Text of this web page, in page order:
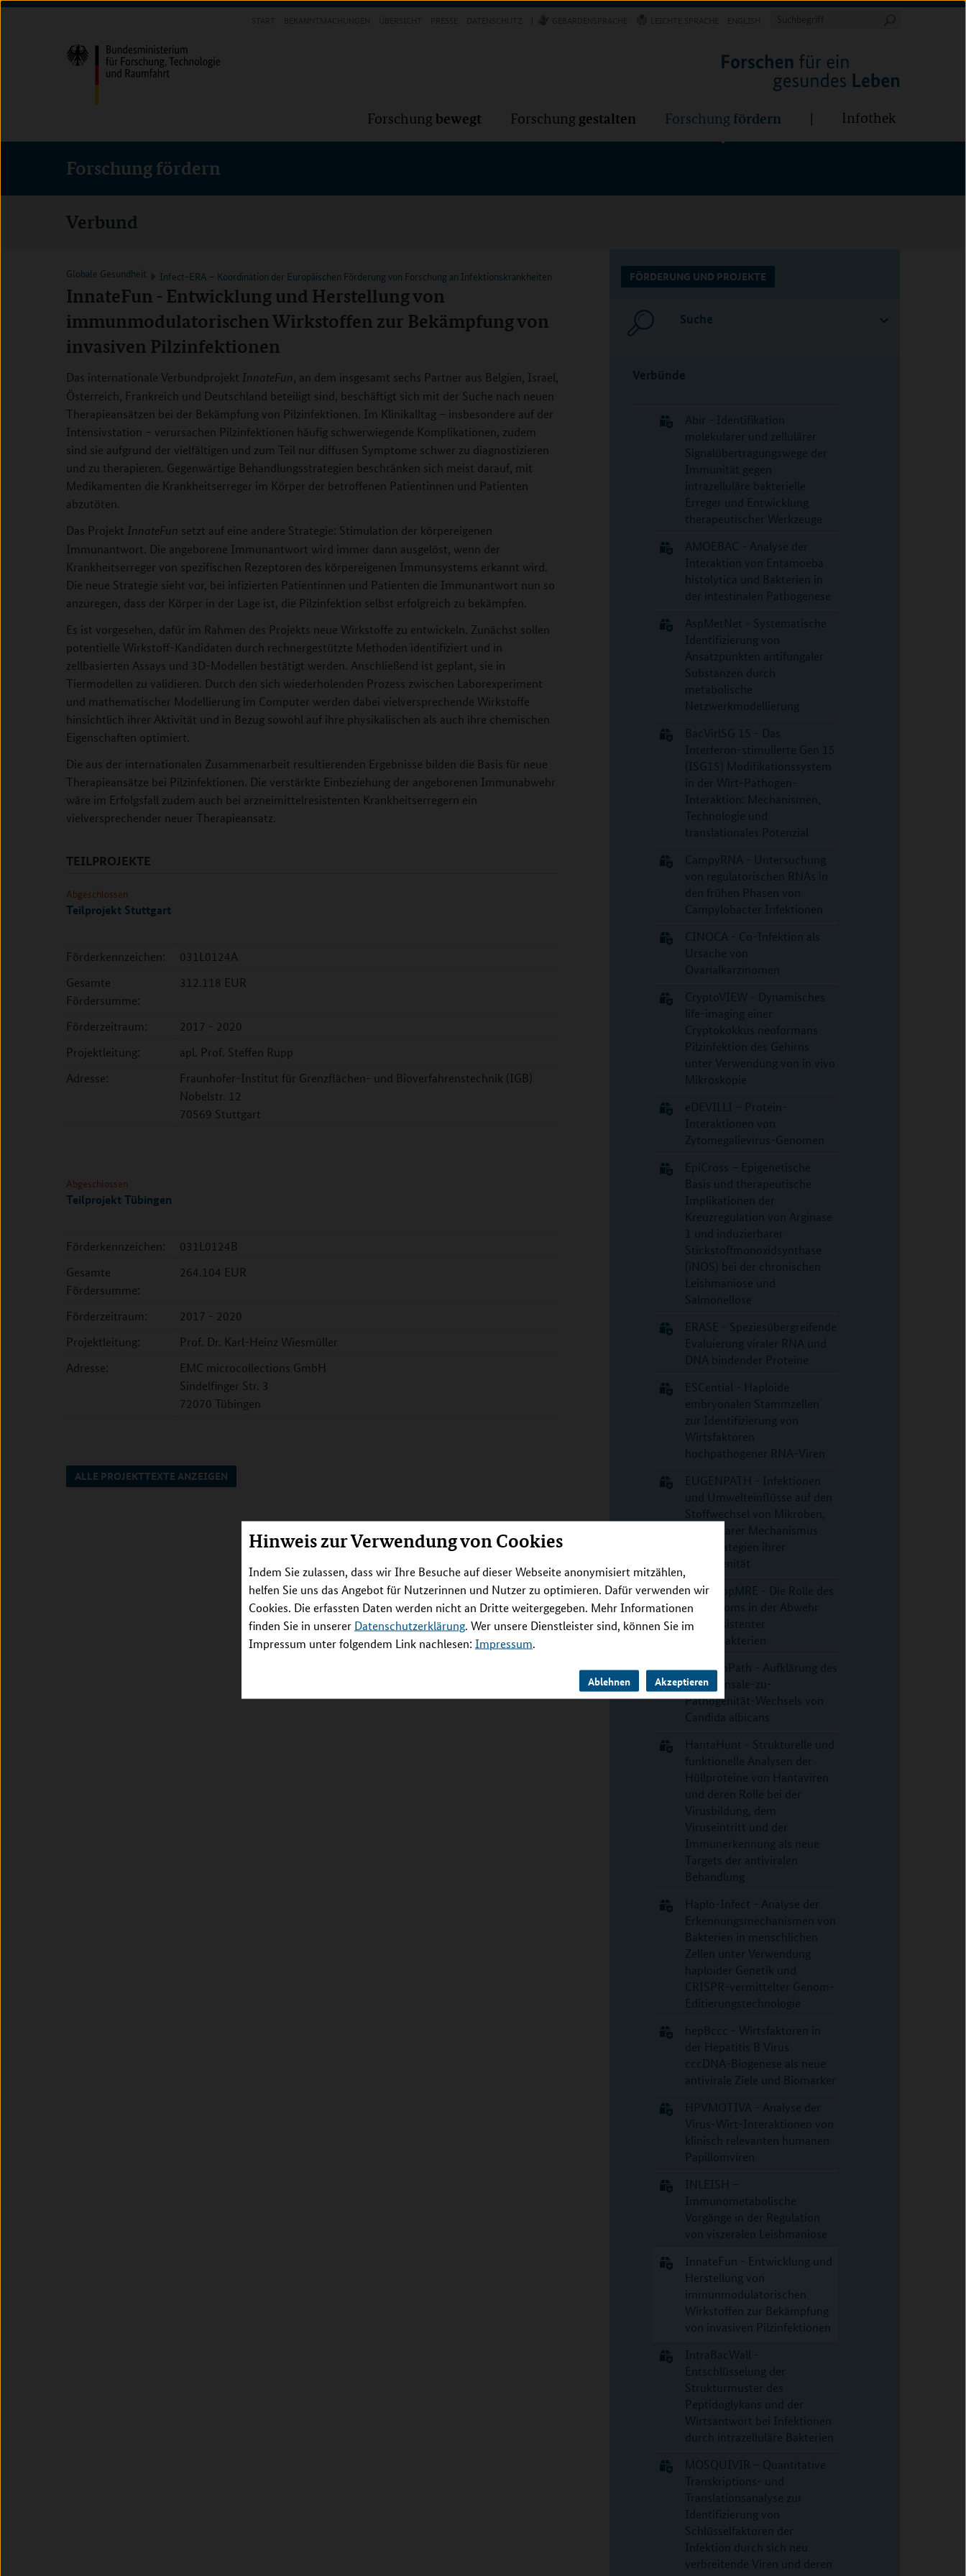
Hinweis zur Verwendung von Cookies
Indem Sie zulassen, dass wir Ihre Besuche auf dieser Webseite anonymisiert mitzählen,
helfen Sie uns das Angebot für Nutzerinnen und Nutzer zu optimieren. Dafür verwenden wir
Cookies. Die erfassten Daten werden nicht an Dritte weitergegeben. Mehr Informationen
finden Sie in unserer Datenschutzerklärung. Wer unsere Dienstleister sind, können Sie im
Impressum unter folgendem Link nachlesen: Impressum.
Ablehnen Akzeptieren
Direkt
(Eingabetaste)
Direkt
(Eingabetaste)
Direkt
(Eingabetaste)
Suchbegriff
Forschung bewegt Forschung gestalten Forschung fördern Infothek
Forschung fördern
Verbund
Globale Gesundheit Infect-ERA – Koordination der Europäischen Förderung von Forschung an Infektionskrankheiten
InnateFun - Entwicklung und Herstellung von
immunmodulatorischen Wirkstoffen zur Bekämpfung von
invasiven Pilzinfektionen
Das internationale Verbundprojekt InnateFun, an dem insgesamt sechs Partner aus Belgien, Israel,
Österreich, Frankreich und Deutschland beteiligt sind, beschäftigt sich mit der Suche nach neuen
Therapieansätzen bei der Bekämpfung von Pilzinfektionen. Im Klinikalltag – insbesondere auf der
Intensivstation – verursachen Pilzinfektionen häufig schwerwiegende Komplikationen, zudem
sind sie aufgrund der vielfältigen und zum Teil nur diffusen Symptome schwer zu diagnostizieren
und zu therapieren. Gegenwärtige Behandlungsstrategien beschränken sich meist darauf, mit
Medikamenten die Krankheitserreger im Körper der betroffenen Patientinnen und Patienten
abzutöten.
Das Projekt InnateFun setzt auf eine andere Strategie: Stimulation der körpereigenen
Immunantwort. Die angeborene Immunantwort wird immer dann ausgelöst, wenn der
Krankheitserreger von spezifischen Rezeptoren des körpereigenen Immunsystems erkannt wird.
Die neue Strategie sieht vor, bei infizierten Patientinnen und Patienten die Immunantwort nun so
anzuregen, dass der Körper in der Lage ist, die Pilzinfektion selbst erfolgreich zu bekämpfen.
Es ist vorgesehen, dafür im Rahmen des Projekts neue Wirkstoffe zu entwickeln. Zunächst sollen
potentielle Wirkstoff-Kandidaten durch rechnergestützte Methoden identifiziert und in
zellbasierten Assays und 3D-Modellen bestätigt werden. Anschließend ist geplant, sie in
Tiermodellen zu validieren. Durch den sich wiederholenden Prozess zwischen Laborexperiment
und mathematischer Modellierung im Computer werden dabei vielversprechende Wirkstoffe
hinsichtlich ihrer Aktivität und in Bezug sowohl auf ihre physikalischen als auch ihre chemischen
Eigenschaften optimiert.
Die aus der internationalen Zusammenarbeit resultierenden Ergebnisse bilden die Basis für neue
Therapieansätze bei Pilzinfektionen. Die verstärkte Einbeziehung der angeborenen Immunabwehr
wäre im Erfolgsfall zudem auch bei arzneimittelresistenten Krankheitserregern ein
vielversprechender neuer Therapieansatz.
TEILPROJEKTE
Abgeschlossen
Teilprojekt Stuttgart
Förderkennzeichen:
031L0124A
Gesamte
Fördersumme:
312.118 EUR
Förderzeitraum:
2017 - 2020
Projektleitung:
apl. Prof. Steffen Rupp
Adresse:
Fraunhofer-Institut für Grenzflächen- und Bioverfahrenstechnik (IGB)
Nobelstr. 12
70569 Stuttgart
Abgeschlossen
Teilprojekt Tübingen
Förderkennzeichen:
031L0124B
Gesamte
Fördersumme:
264.104 EUR
Förderzeitraum:
2017 - 2020
Projektleitung:
Prof. Dr. Karl-Heinz Wiesmüller
Adresse:
EMC microcollections GmbH
Sindelfinger Str. 3
72070 Tübingen
ALLE PROJEKTTEXTE ANZEIGEN
FÖRDERUNG UND PROJEKTE
Suche
Verbünde
Abir - Identifikation
molekularer und zellulärer
Signalübertragungswege der
Immunität gegen
intrazelluläre bakterielle
Erreger und Entwicklung
therapeutischer Werkzeuge
AMOEBAC - Analyse der
Interaktion von Entamoeba
histolytica und Bakterien in
der intestinalen Pathogenese
AspMetNet - Systematische
Identifizierung von
Ansatzpunkten antifungaler
Substanzen durch
metabolische
Netzwerkmodellierung
BacVirlSG 15 - Das
Interferon-stimulierte Gen 15
(ISG15) Modifikationssystem
in der Wirt-Pathogen-
Interaktion: Mechanismen,
Technologie und
translationales Potenzial
CampyRNA - Untersuchung
von regulatorischen RNAs in
den frühen Phasen von
Campylobacter Infektionen
CINOCA - Co-Infektion als
Ursache von
Ovarialkarzinomen
CryptoVIEW - Dynamisches
life-imaging einer
Cryptokokkus neoformans
Pilzinfektion des Gehirns
unter Verwendung von in vivo
Mikroskopie
eDEVILLI – Protein-
Interaktionen von
Zytomegalievirus-Genomen
EpiCross – Epigenetische
Basis und therapeutische
Implikationen der
Kreuzregulation von Arginase
1 und induzierbarer
Stickstoffmonoxidsynthase
(iNOS) bei der chronischen
Leishmaniose und
Salmonellose
ERASE - Speziesübergreifende
Evaluierung viraler RNA und
DNA bindender Proteine
ESCential - Haploide
embryonalen Stammzellen
zur Identifizierung von
Wirtsfaktoren
hochpathogener RNA-Viren
EUGENPATH - Infektionen
und Umwelteinflüsse auf den
Stoffwechsel von Mikroben,
molekularer Mechanismus
und Strategien ihrer
Pathogenität
FloraStopMRE - Die Rolle des
Mikrobioms in der Abwehr
multiresistenter
Enterobakterien
FunComPath - Aufklärung des
Kommensale-zu-
Pathogenität-Wechsels von
Candida albicans
HantaHunt - Strukturelle und
funktionelle Analysen der
Hüllproteine von Hantaviren
und deren Rolle bei der
Virusbildung, dem
Viruseintritt und der
Immunerkennung als neue
Targets der antiviralen
Behandlung
Haplo-Infect - Analyse der
Erkennungsmechanismen von
Bakterien in menschlichen
Zellen unter Verwendung
haploider Genetik und
CRISPR-vermittelter Genom-
Editierungstechnologie
hepBccc - Wirtsfaktoren in
der Hepatitis B Virus
cccDNA-Biogenese als neue
antivirale Ziele und Biomarker
HPVMOTIVA - Analyse der
Virus-Wirt-Interaktionen von
klinisch relevanten humanen
Papillomviren
INLEISH –
Immunometabolische
Vorgänge in der Regulation
von viszeralen Leishmaniose
InnateFun - Entwicklung und
Herstellung von
immunmodulatorischen
Wirkstoffen zur Bekämpfung
von invasiven Pilzinfektionen
IntraBacWall -
Entschlüsselung der
Strukturmuster des
Peptidoglykans und der
Wirtsantwort bei Infektionen
durch intrazelluläre Bakterien
MOSQUIVIR – Quantitative
Transkriptions- und
Translationsanalyse zur
Identifizierung von
Schlüsselfaktoren der
Infektion durch sich neu
verbreitende Viren und deren
Forschung Forschung Forschung fördern Infothek